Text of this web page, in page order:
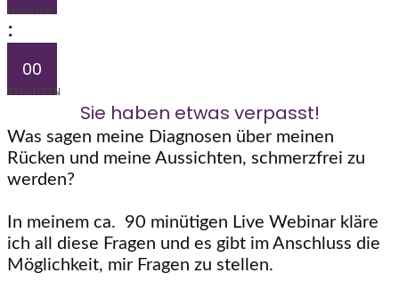
MINUTEN
:
00
SEKUNDEN
Sie haben etwas verpasst!
Was sagen meine Diagnosen über meinen
Rücken und meine Aussichten, schmerzfrei zu
werden?
In meinem ca. 90 minütigen Live Webinar kläre
ich all diese Fragen und es gibt im Anschluss die
Möglichkeit, mir Fragen zu stellen.